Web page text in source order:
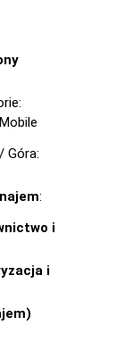
/ Góra:
:
i
i